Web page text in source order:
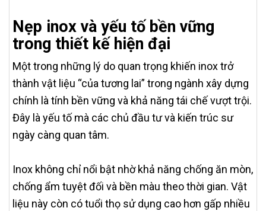
Nẹp inox và yếu tố bền vững
trong thiết kế hiện đại
Một trong những lý do quan trọng khiến inox trở
thành vật liệu “của tương lai” trong ngành xây dựng
chính là tính bền vững và khả năng tái chế vượt trội.
Đây là yếu tố mà các chủ đầu tư và kiến trúc sư
ngày càng quan tâm.
Inox không chỉ nổi bật nhờ khả năng chống ăn mòn,
chống ẩm tuyệt đối và bền màu theo thời gian. Vật
liệu này còn có tuổi thọ sử dụng cao hơn gấp nhiều